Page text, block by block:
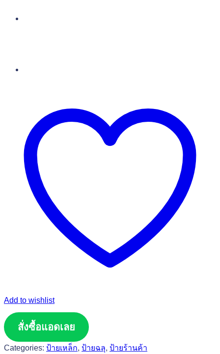
Add to wishlist
สั่งซื้อแอดเลย
Categories: ป้ายเหล็ก, ป้ายฉลุ, ป้ายร้านค้า